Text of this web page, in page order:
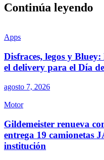
Continúa leyendo
Apps
Disfraces, legos y
el delivery para el Día
agosto 7, 2026
Motor
Gildemeister renueva
entrega 19 camionetas
institución